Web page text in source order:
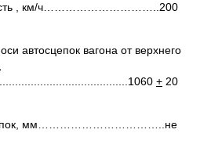
, км/ч…………………………..200
автосцепок вагона от верхнего
+ 20
мм……………………………..не